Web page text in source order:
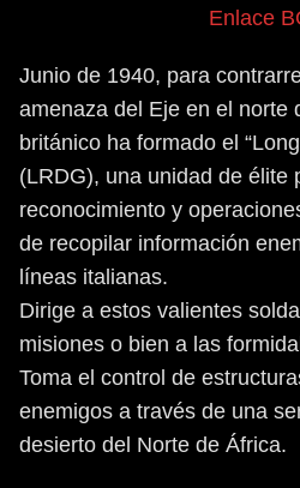
Enlace
Junio de 1940, para
amenaza del Eje en el norte
británico ha formado el
(LRDG), una unidad de élite
reconocimiento y
de recopilar información
líneas italianas.
Dirige a estos valientes
misiones o bien a las
Toma el control de
enemigos a través de una
desierto del Norte de África.